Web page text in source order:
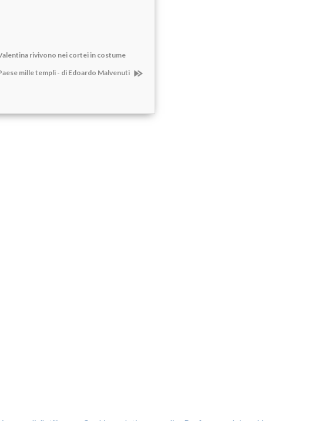
rivivono nei cortei in costume
mille templi - di Edoardo Malvenuti